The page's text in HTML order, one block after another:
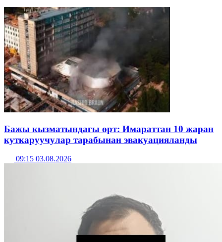
Бажы кызматындагы өрт: Имараттан 10 жаран
куткаруучулар тарабынан эвакуацияланды
09:15 03.08.2026